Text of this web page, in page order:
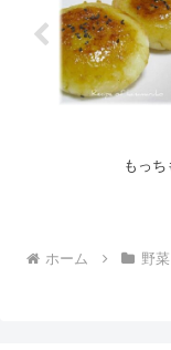
もっ
ホーム 野菜